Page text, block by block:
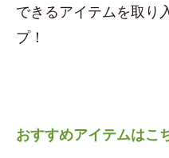
できるアイテムを取り
プ！
おすすめアイテムはこ